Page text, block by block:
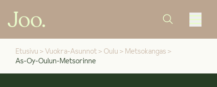
Etusivu > Vuokra-Asunnot > Oulu > Metsokangas >
As-Oy-Oulun-Metsorinne